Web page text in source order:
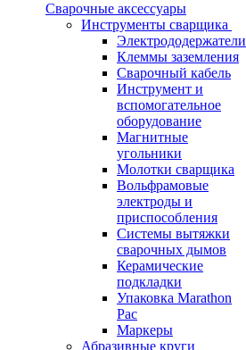
Сварочные аксессуары
Инструменты сварщика
Электрододержатели
Клеммы заземления
Сварочный кабель
Инструмент и
вспомогательное
оборудование
Магнитные
угольники
Молотки сварщика
Вольфрамовые
электроды и
приспособления
Системы вытяжки
сварочных дымов
Керамические
подкладки
Упаковка Marathon
Pac
Маркеры
Абразивные круги